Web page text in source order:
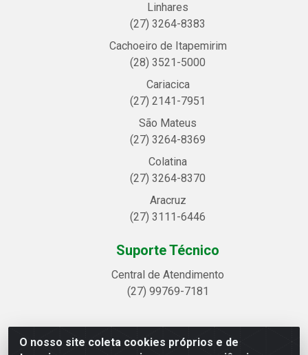
O nosso site coleta cookies próprios e de
Linhares
(27) 3264-8383
Cachoeiro de Itapemirim
(28) 3521-5000
Cariacica
(27) 2141-7951
São Mateus
(27) 3264-8369
Colatina
(27) 3264-8370
Aracruz
(27) 3111-6446
Suporte Técnico
Central de Atendimento
(27) 99769-7181
Linhavix Distribuidora LTDA - Avenida Alegre, 2521 -